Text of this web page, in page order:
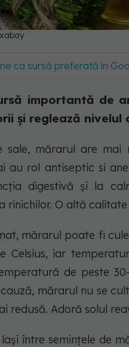
ca sursă preferată în
importantă de
și reglează nivelul
sale, mărarul are mai
au rol antiseptic si
digestivă și la
rinichilor. O altă
mărarul poate fi
Celsius, iar
de peste
mărarul nu se
redusă. Adoră solul
între semințele de